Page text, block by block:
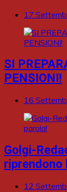
17
SI
PENSIONI!
16
Golgi-
riprendono
12